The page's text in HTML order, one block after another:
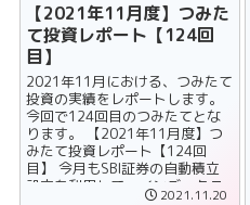
【2021年11月度】つみた
て投資レポート【124回
目】
2021年11月における、つみたて
投資の実績をレポートします。
今回で124回目のつみたてとな
ります。 【2021年11月度】つ
みたて投資レポート【124回
目】 今月もSBI証券の自動積立
設定を利用して、インデックス
2021.11.20